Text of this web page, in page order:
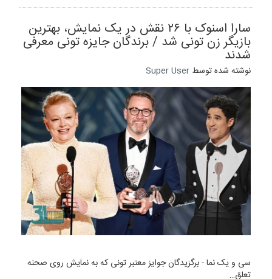
سارا اسنوک با ۲۶ نقش در یک نمایش، بهترین
بازیگر زن تونی شد / برندگان جایزه تونی معرفی
شدند
نوشته شده توسط Super User
سی و یک نما - برگزیدگان جوایز معتبر تونی که به نمایش روی صحنه
تعلق…